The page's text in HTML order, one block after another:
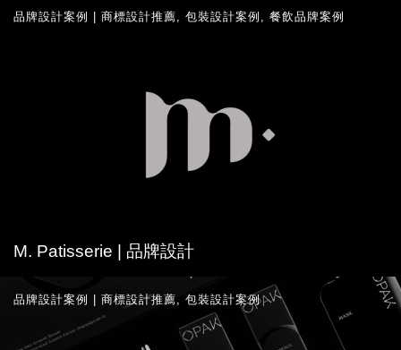
M. Patisserie | 品牌設計
品牌設計案例 | 商標設計推薦 包裝設計案例 餐飲品牌案例
品牌設計案例 | 商標設計推薦, 包裝設計案例